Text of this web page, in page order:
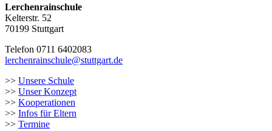
Lerchenrainschule
Kelterstr. 52
70199 Stuttgart
Telefon 0711 6402083
lerchenrainschule@stuttgart.de
>> Unsere Schule
>> Unser Konzept
>> Kooperationen
>> Infos für Eltern
>> Termine